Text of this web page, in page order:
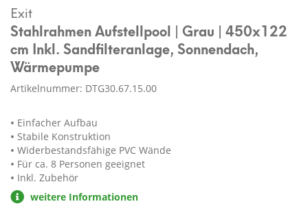
Exit
Stahlrahmen Aufstellpool | Grau | 450x122
cm Inkl. Sandfilteranlage, Sonnendach,
Wärmepumpe
Artikelnummer: DTG30.67.15.00
Einfacher Aufbau
Stabile Konstruktion
Widerbestandsfähige PVC Wände
Für ca. 8 Personen geeignet
Inkl. Zubehör
weitere Informationen